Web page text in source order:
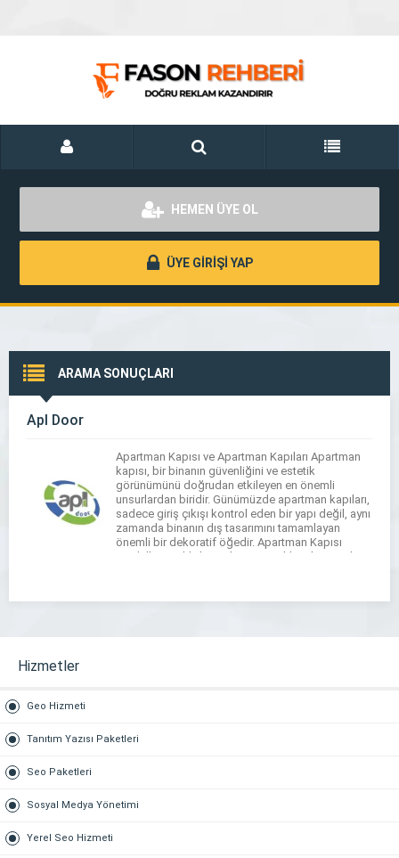
HEMEN ÜYE OL
ÜYE GİRİŞİ YAP
ARAMA SONUÇLARI
Apl Door
Apartman Kapısı ve Apartman Kapıları Apartman
kapısı, bir binanın güvenliğini ve estetik
görünümünü doğrudan etkileyen en önemli
unsurlardan biridir. Günümüzde apartman kapıları,
sadece giriş çıkışı kontrol eden bir yapı değil, aynı
zamanda binanın dış tasarımını tamamlayan
önemli bir dekoratif öğedir. Apartman Kapısı
Modelleri Farklı ihtiyaçlara ve zevklere hitap eden
Hizmetler
Geo Hizmeti
Tanıtım Yazısı Paketleri
Seo Paketleri
Sosyal Medya Yönetimi
Yerel Seo Hizmeti